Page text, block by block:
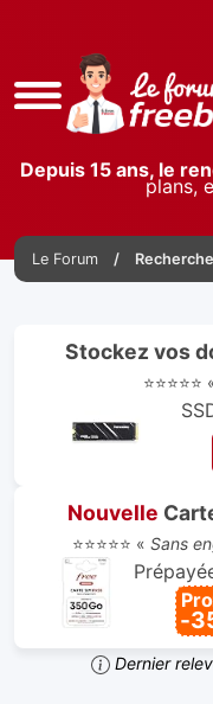
Accès
rapide
Depuis 15 ans, le
plans,
Le Forum
Stockez vos
⭐⭐⭐⭐⭐
Nouvelle
⭐⭐⭐⭐⭐ « Sans
-
Dernier